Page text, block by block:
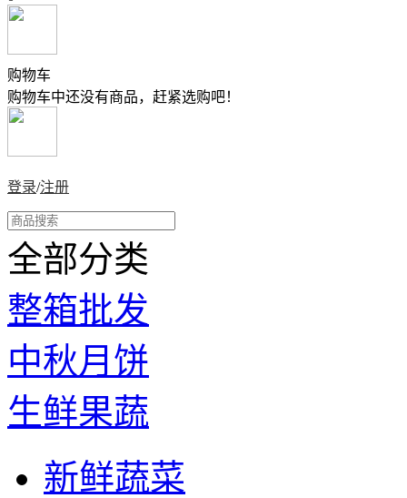
购物车
购物车中还没有商品，赶紧选购吧！
登录/注册
全部分类
整箱批发
中秋月饼
生鲜果蔬
新鲜蔬菜